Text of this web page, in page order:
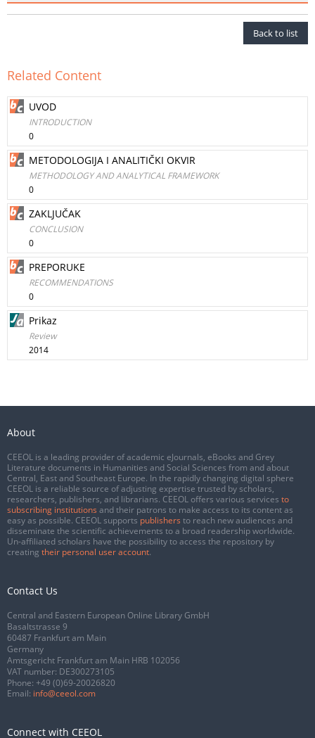
Back to list
Related Content
UVOD
INTRODUCTION
0
METODOLOGIJA I ANALITIČKI OKVIR
METHODOLOGY AND ANALYTICAL FRAMEWORK
0
ZAKLJUČAK
CONCLUSION
0
PREPORUKE
RECOMMENDATIONS
0
Prikaz
Review
2014
About
CEEOL is a leading provider of academic eJournals, eBooks and Grey
Literature documents in Humanities and Social Sciences from and about
Central, East and Southeast Europe. In the rapidly changing digital sphere
CEEOL is a reliable source of adjusting expertise trusted by scholars,
researchers, publishers, and librarians. CEEOL offers various services to
subscribing institutions and their patrons to make access to its content as
easy as possible. CEEOL supports publishers to reach new audiences and
disseminate the scientific achievements to a broad readership worldwide.
Un-affiliated scholars have the possibility to access the repository by
creating their personal user account.
Contact Us
Central and Eastern European Online Library GmbH
Basaltstrasse 9
60487 Frankfurt am Main
Germany
Amtsgericht Frankfurt am Main HRB 102056
VAT number: DE300273105
Phone: +49 (0)69-20026820
Email: info@ceeol.com
Connect with CEEOL